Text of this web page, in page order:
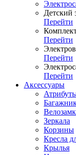
Детский
Перейти
Перейти
Перейти
Перейти
Аксессуары
Зеркала
Корзины
Кресла
Крылья